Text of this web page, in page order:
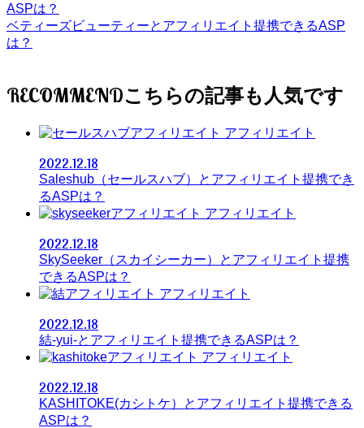
ASPは？
ベティーズビューティーとアフィリエイト提携できるASP
は？
RECOMMEND
アフィリエイト
2022.12.18
Saleshub（セールスハブ）とアフィリエイト提携でき
るASPは？
アフィリエイト
2022.12.18
SkySeeker（スカイシーカー）とアフィリエイト提携
できるASPは？
アフィリエイト
2022.12.18
結-yui-とアフィリエイト提携できるASPは？
アフィリエイト
2022.12.18
KASHITOKE(カシトケ）とアフィリエイト提携できる
ASPは？